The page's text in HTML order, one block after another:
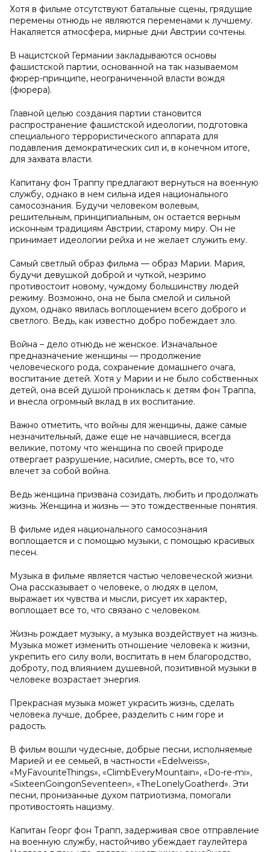
Хотя в фильме отсутствуют батальные сцены, грядущие
перемены отнюдь не являются переменами к лучшему.
Накаляется атмосфера, мирные дни Австрии сочтены.
В нацистской Германии закладываются основы
фашистской партии, основанной на так называемом
фюрер-принципе, неограниченной власти вождя
(фюрера).
Главной целью создания партии становится
распространение фашистской идеологии, подготовка
специального террористического аппарата для
подавления демократических сил и, в конечном итоге,
для захвата власти.
Капитану фон Траппу предлагают вернуться на военную
службу, однако в нем сильна идея национального
самосознания. Будучи человеком волевым,
решительным, принципиальным, он остается верным
исконным традициям Австрии, старому миру. Он не
принимает идеологии рейха и не желает служить ему.
Самый светлый образ фильма — образ Марии. Мария,
будучи девушкой доброй и чуткой, незримо
противостоит новому, чуждому большинству людей
режиму. Возможно, она не была смелой и сильной
духом, однако явилась воплощением всего доброго и
светлого. Ведь, как известно добро побеждает зло.
Война – дело отнюдь не женское. Изначальное
предназначение женщины — продолжение
человеческого рода, сохранение домашнего очага,
воспитание детей. Хотя у Марии и не было собственных
детей, она всей душой прониклась к детям фон Траппа,
и внесла огромный вклад в их воспитание.
Важно отметить, что войны для женщины, даже самые
незначительный, даже еще не начавшиеся, всегда
великие, потому что женщина по своей природе
отвергает разрушение, насилие, смерть, все то, что
влечет за собой война.
Ведь женщина призвана созидать, любить и продолжать
жизнь. Женщина и жизнь — это тождественные понятия.
В фильме идея национального самосознания
воплощается и с помощью музыки, с помощью красивых
песен.
Музыка в фильме является частью человеческой жизни.
Она рассказывает о человеке, о людях в целом,
выражает их чувства и мысли, рисует их характер,
воплощает все то, что связано с человеком.
Жизнь рождает музыку, а музыка воздействует на жизнь.
Музыка может изменить отношение человека к жизни,
укрепить его силу воли, воспитать в нем благородство,
доброту, под влиянием душевной, позитивной музыки в
человеке возрастает энергия.
Прекрасная музыка может украсить жизнь, сделать
человека лучше, добрее, разделить с ним горе и
радость.
В фильм вошли чудесные, добрые песни, исполняемые
Марией и ее семьей, в частности «Edelweiss»,
«MyFavouriteThings», «ClimbEveryMountain», «Do-re-mi»,
«SixteenGoingonSeventeen», «TheLonelyGoatherd». Эти
песни, пронизанные духом патриотизма, помогали
противостоять нацизму.
Капитан Георг фон Трапп, задерживая свое отправление
на военную службу, настойчиво убеждает гаулейтера